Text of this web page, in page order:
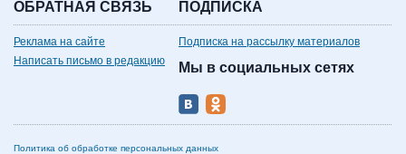
ОБРАТНАЯ СВЯЗЬ
Реклама на сайте
Написать письмо в редакцию
ПОДПИСКА
Подписка на рассылку материалов
Мы в социальных сетях
Политика об обработке персональных данных